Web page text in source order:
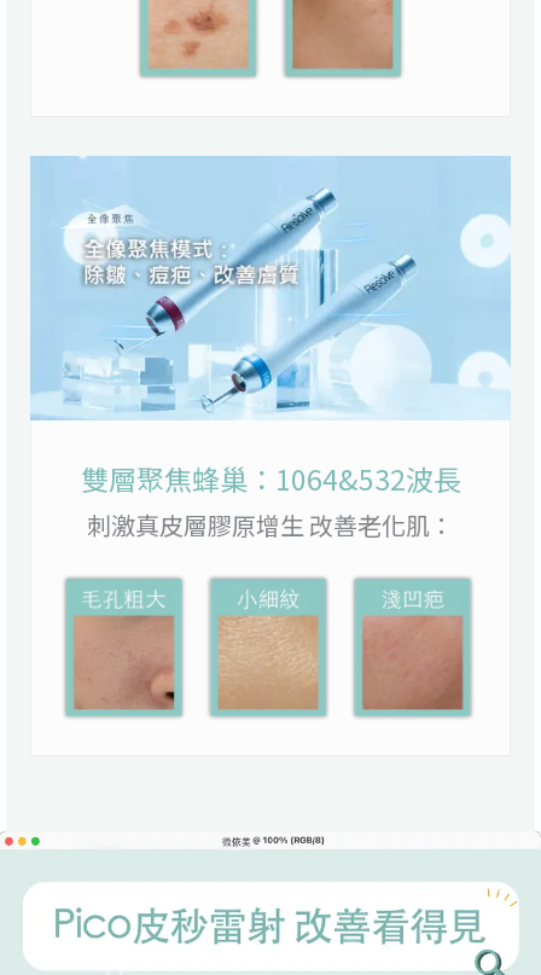
雙層聚焦蜂巢：1064&532波長
刺激真皮層膠原增生 改善老化肌：